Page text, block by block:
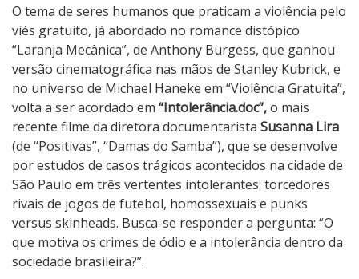
I
n
t
o
l
e
r
â
n
c
i
a
.
d
O tema de seres humanos que praticam a violência pelo
viés gratuito, já abordado no romance distópico
“Laranja Mecânica”, de Anthony Burgess, que ganhou
versão cinematográfica nas mãos de Stanley Kubrick, e
no universo de Michael Haneke em “Violência Gratuita”,
volta a ser acordado em “Intolerância.doc”,o mais
recente filme da diretora documentarista Susanna Lira
(de “Positivas”, “Damas do Samba”), que se desenvolve
por estudos de casos trágicos acontecidos na cidade de
São Paulo em três vertentes intolerantes: torcedores
rivais de jogos de futebol, homossexuais e punks
versus skinheads. Busca-se responder a pergunta: “O
que motiva os crimes de ódio e a intolerância dentro da
sociedade brasileira?”.